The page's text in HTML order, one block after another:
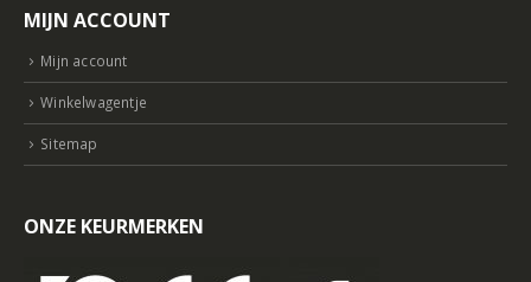
MIJN ACCOUNT
Mijn account
Winkelwagentje
Sitemap
ONZE KEURMERKEN